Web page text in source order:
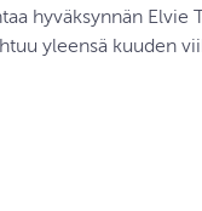
hyväksynnän Elvie
yleensä kuuden